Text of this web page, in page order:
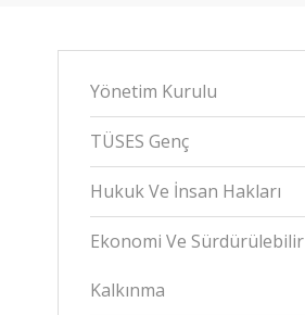
Yönetim Kurulu
TÜSES Genç
Hukuk Ve İnsan Hakları
Ekonomi Ve Sürdürülebilir
Kalkınma